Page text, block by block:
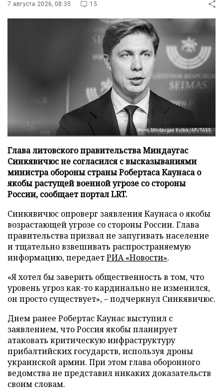
7 августа 2026, 08:35 15
Фото: Mindaugas Kulbis/AP/TASS
Глава литовского правительства Миндаугас
Синкявичюс не согласился с высказываниями
министра обороны страны Робертаса Каунаса о
якобы растущей военной угрозе со стороны
России, сообщает портал LRT.
Синкявичюс опроверг заявления Каунаса о якобы
возрастающей угрозе со стороны России. Глава
правительства призвал не запугивать население
и тщательно взвешивать распространяемую
информацию, передаетРИА «Новости».
«Я хотел бы заверить общественность в том, что
уровень угроз как-то кардинально не изменился,
он просто существует», – подчеркнул Синкявичюс.
Днем ранее Робертас Каунас выступил с
заявлением, что Россия якобы планирует
атаковать критическую инфраструктуру
прибалтийских государств, используя дроны
украинской армии. При этом глава оборонного
ведомства не представил никаких доказательств
своим словам.